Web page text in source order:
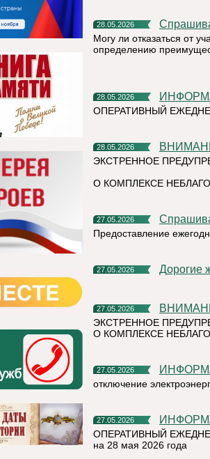
28.05.2026
Могу ли отказаться от
определению
28.05.2026
ОПЕРАТИВНЫЙ
28.05.2026
ЭКСТРЕННОЕ
О КОМПЛЕКСЕ
27.05.2026
Предоставление
27.05.2026 Дорогие
27.05.2026
ЭКСТРЕННОЕ
О КОМПЛЕКСЕ
27.05.2026
отключение
27.05.2026
ОПЕРАТИВНЫЙ
на 28 мая 2026 года